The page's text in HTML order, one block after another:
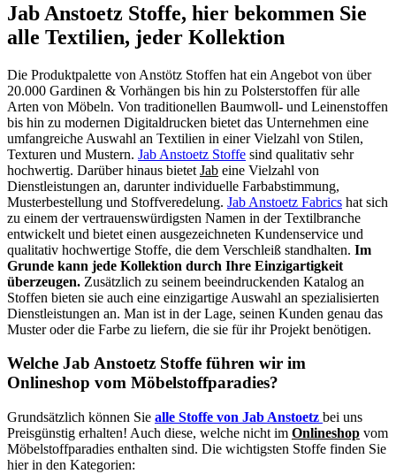
Jab Anstoetz Stoffe, hier bekommen Sie
alle Textilien, jeder Kollektion
Die Produktpalette von Anstötz Stoffen hat ein Angebot von über
20.000 Gardinen & Vorhängen bis hin zu Polsterstoffen für alle
Arten von Möbeln. Von traditionellen Baumwoll- und Leinenstoffen
bis hin zu modernen Digitaldrucken bietet das Unternehmen eine
umfangreiche Auswahl an Textilien in einer Vielzahl von Stilen,
Texturen und Mustern. Jab Anstoetz Stoffe sind qualitativ sehr
hochwertig. Darüber hinaus bietet Jab eine Vielzahl von
Dienstleistungen an, darunter individuelle Farbabstimmung,
Musterbestellung und Stoffveredelung. Jab Anstoetz Fabrics hat sich
zu einem der vertrauenswürdigsten Namen in der Textilbranche
entwickelt und bietet einen ausgezeichneten Kundenservice und
qualitativ hochwertige Stoffe, die dem Verschleiß standhalten. Im
Grunde kann jede Kollektion durch Ihre Einzigartigkeit
überzeugen. Zusätzlich zu seinem beeindruckenden Katalog an
Stoffen bieten sie auch eine einzigartige Auswahl an spezialisierten
Dienstleistungen an. Man ist in der Lage, seinen Kunden genau das
Muster oder die Farbe zu liefern, die sie für ihr Projekt benötigen.
Welche Jab Anstoetz Stoffe führen wir im
Onlineshop vom Möbelstoffparadies?
Grundsätzlich können Sie alle Stoffe von Jab Anstoetz bei uns
Preisgünstig erhalten! Auch diese, welche nicht im Onlineshop vom
Möbelstoffparadies enthalten sind. Die wichtigsten Stoffe finden Sie
hier in den Kategorien: